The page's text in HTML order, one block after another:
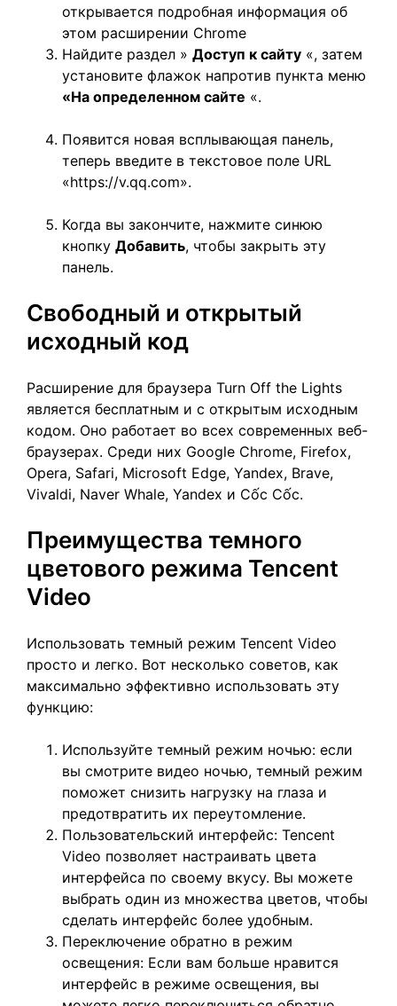
открывается подробная информация об
этом расширении Chrome
Найдите раздел » Доступ к сайту «, затем
установите флажок напротив пункта меню
«На определенном сайте «.
Появится новая всплывающая панель,
теперь введите в текстовое поле URL
«https://v.qq.com».
Когда вы закончите, нажмите синюю
кнопку Добавить, чтобы закрыть эту
панель.
Свободный и открытый
исходный код
Расширение для браузера Turn Off the Lights
является бесплатным и с открытым исходным
кодом. Оно работает во всех современных веб-
браузерах. Среди них Google Chrome, Firefox,
Opera, Safari, Microsoft Edge, Yandex, Brave,
Vivaldi, Naver Whale, Yandex и Cốc Cốc.
Преимущества темного
цветового режима Tencent
Video
Использовать темный режим Tencent Video
просто и легко. Вот несколько советов, как
максимально эффективно использовать эту
функцию:
Используйте темный режим ночью: если
вы смотрите видео ночью, темный режим
поможет снизить нагрузку на глаза и
предотвратить их переутомление.
Пользовательский интерфейс: Tencent
Video позволяет настраивать цвета
интерфейса по своему вкусу. Вы можете
выбрать один из множества цветов, чтобы
сделать интерфейс более удобным.
Переключение обратно в режим
освещения: Если вам больше нравится
интерфейс в режиме освещения, вы